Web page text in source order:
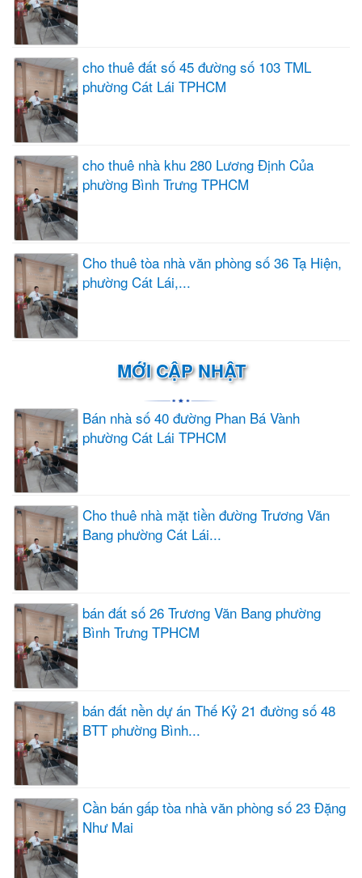
cho thuê đất số 45 đường số 103 TML
phường Cát Lái TPHCM
cho thuê nhà khu 280 Lương Định Của
phường Bình Trưng TPHCM
Cho thuê tòa nhà văn phòng số 36 Tạ Hiện,
phường Cát Lái,...
MỚI CẬP NHẬT
Bán nhà số 40 đường Phan Bá Vành
phường Cát Lái TPHCM
Cho thuê nhà mặt tiền đường Trương Văn
Bang phường Cát Lái...
bán đất số 26 Trương Văn Bang phường
Bình Trưng TPHCM
bán đất nền dự án Thế Kỷ 21 đường số 48
BTT phường Bình...
Cần bán gấp tòa nhà văn phòng số 23 Đặng
Như Mai